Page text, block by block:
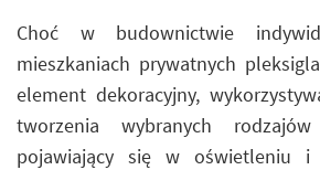
Choć w budownictwie
mieszkaniach prywatnych
element dekoracyjny,
tworzenia wybranych
pojawiający się w oświetleniu i